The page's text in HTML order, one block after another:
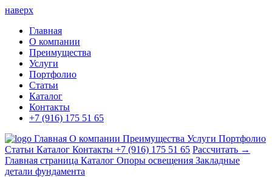
наверх
Главная
О компании
Преимущества
Услуги
Портфолио
Статьи
Каталог
Контакты
+7 (916) 175 51 65
Главная О компании Преимущества Услуги Портфолио
Статьи Каталог Контакты +7 (916) 175 51 65 Рассчитать →
Главная страница Каталог Опоры освещения Закладные
детали фундамента